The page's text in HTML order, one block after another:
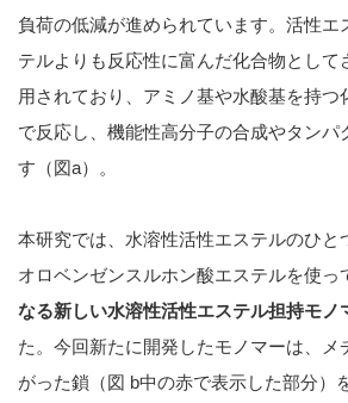
負荷の低減が進められています。活性エ
テルよりも反応性に富んだ化合物として
用されており、アミノ基や水酸基を持つ
で反応し、機能性高分子の合成やタンパ
す（図a）。
本研究では、水溶性活性エステルのひと
オロベンゼンスルホン酸エステルを使っ
なる新しい水溶性活性エステル担持モノ
た。今回新たに開発したモノマーは、メ
がった鎖（図 b中の赤で表示した部分）